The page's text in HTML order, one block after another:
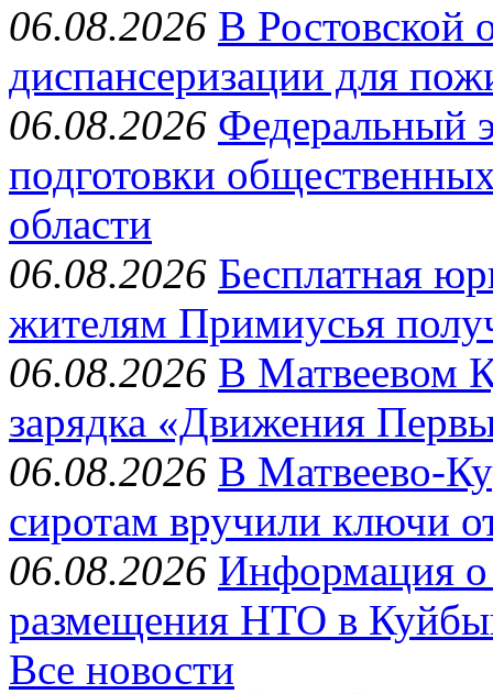
06.08.2026 В Ростовской
диспансеризации для
06.08.2026 Федеральный
подготовки
области
06.08.2026 Бесплатная
жителям Примиусья
06.08.2026 В Матвеевом
зарядка «Движения
06.08.2026 В Матвеево-
сиротам вручили ключи
06.08.2026 Информация о
размещения НТО в
Все новости